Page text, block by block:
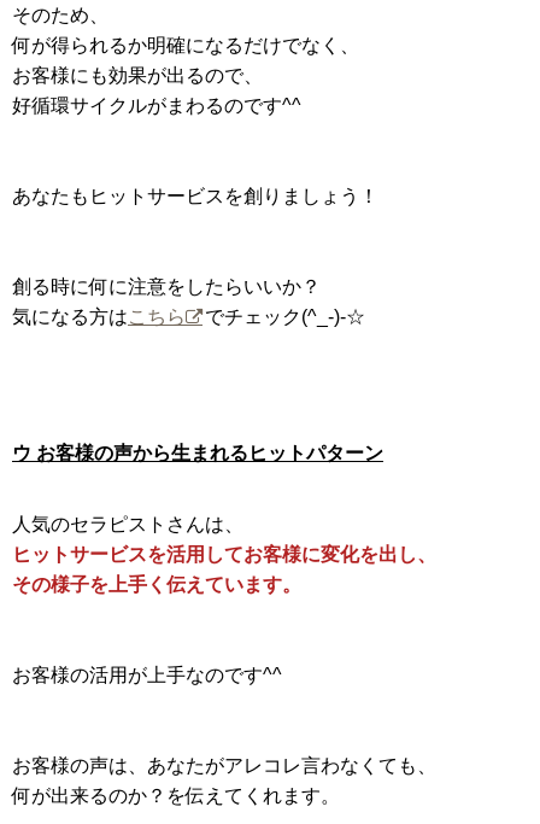
そのため、
何が得られるか明確になるだけでなく、
お客様にも効果が出るので、
好循環サイクルがまわるのです^^
あなたもヒットサービスを創りましょう！
創る時に何に注意をしたらいいか？
気になる方はこちら でチェック(^_-)-☆
ウ お客様の声から生まれるヒットパターン
人気のセラピストさんは、
ヒットサービスを活用してお客様に変化を出し、
その様子を上手く伝えています。
お客様の活用が上手なのです^^
お客様の声は、あなたがアレコレ言わなくても、
何が出来るのか？を伝えてくれます。